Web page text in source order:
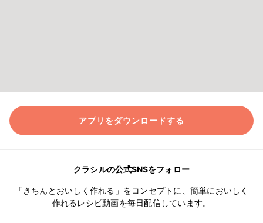
アプリをダウンロードする
クラシルの公式SNSをフォロー
「きちんとおいしく作れる」をコンセプトに、簡単においしく
作れるレシピ動画を毎日配信しています。